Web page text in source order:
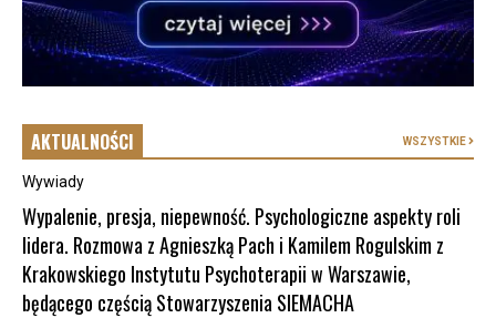
AKTUALNOŚCI WSZYSTKIE
Wywiady
Wypalenie, presja, niepewność. Psychologiczne aspekty roli
lidera. Rozmowa z Agnieszką Pach i Kamilem Rogulskim z
Krakowskiego Instytutu Psychoterapii w Warszawie,
będącego częścią Stowarzyszenia SIEMACHA